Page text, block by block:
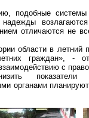
подобные
отличаются не
области в летний
граждан», -
с
показатели
органами